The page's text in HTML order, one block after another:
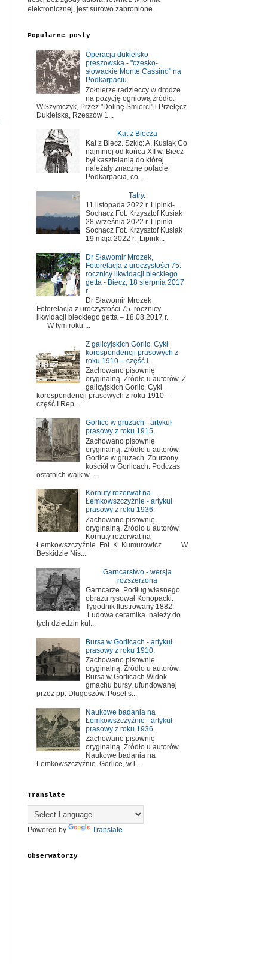
elektronicznej, jest surowo zabronione.
Popularne posty
Operacja dukielsko-
preszowska - "czesko-
słowackie Monte Cassino" na
Podkarpaciu
Żołnierze radzieccy w drodze
na pozycję ogniową źródło:
W.Szymczyk, Przez "Dolinę Śmierci" i Przełęcz
Dukielską, Rzeszów 1...
Kat z Biecza
Kat z Biecz. Szkic: A. Kusiak Co
najmniej od końca XII w. Biecz
był kasztelanią do której
należały znaczne połacie
Podkarpacia, co...
Tatry.
11 listopada 2022 r. Lipinki-
Sochacz Fot. Krzysztof Kusiak
28 września 2022 r. Lipinki-
Sochacz Fot. Krzysztof Kusiak
19 maja 2022 r. Lipink...
Dr Sławomir Mrozek,
Fotorelacja z uroczystości 75.
rocznicy likwidacji bieckiego
getta - Biecz, 18 sierpnia 2017
r.
Dr Sławomir Mrozek
Fotorelacja z uroczystości 75. rocznicy
likwidacji bieckiego getta – 18.08.2017 r.
W tym roku ...
Z galicyjskich Gorlic. Cykl
korespondencji prasowych z
roku 1910 – część I.
Zachowano pisownię
oryginalną. Źródło u autorów. Z
galicyjskich Gorlic. Cykl
korespondencji prasowych z roku 1910 –
część I Rep...
Gorlice w gruzach - artykuł
prasowy z roku 1915.
Zachowano pisownię
oryginalną. Źródło u autorów.
Gorlice w gruzach. Zburzony
kościół w Gorlicach. Podczas
ostatnich walk w ...
Kornuty rezerwat na
Łemkowszczyźnie - artykuł
prasowy z roku 1936.
Zachowano pisownię
oryginalną. Źródło u autorów.
Kornuty rezerwat na
Łemkowszczyźnie. Fot. K. Kumurowicz W
Beskidzie Nis...
Garncarstwo - wersja
rozszerzona
Garncarze. Podług własnego
obrazu rysował Konopacki.
Tygodnik Ilustrowany 1882.
Ludowa ceramika należy do
tych dziedzin kul...
Bursa w Gorlicach - artykuł
prasowy z roku 1910.
Zachowano pisownię
oryginalną. Źródło u autorów.
Bursa w Gorlicach Widok
gmachu bursy, ufundowanej
przez pp. Długoszów. Poseł s...
Naukowe badania na
Łemkowszczyźnie - artykuł
prasowy z roku 1936.
Zachowano pisownię
oryginalną. Źródło u autorów.
Naukowe badania na
Łemkowszczyźnie. Gorlice, w l...
Translate
Powered by Translate
Obserwatorzy